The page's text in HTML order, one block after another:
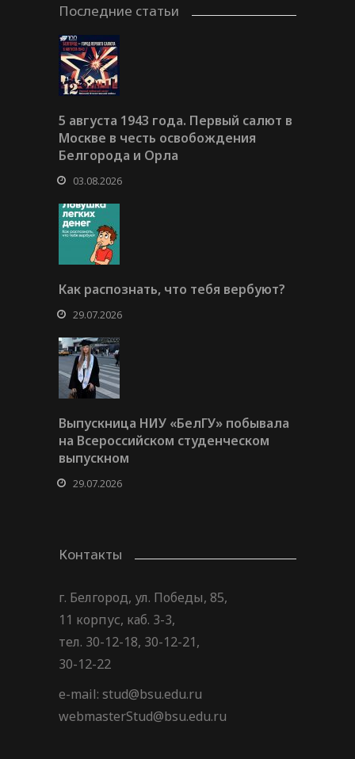
Последние статьи
5 августа 1943 года. Первый салют в
Москве в честь освобождения
Белгорода и Орла
03.08.2026
Как распознать, что тебя вербуют?
29.07.2026
Выпускница НИУ «БелГУ» побывала
на Всероссийском студенческом
выпускном
29.07.2026
Контакты
г. Белгород, ул. Победы, 85,
11 корпус, каб. 3-3,
тел. 30-12-18, 30-12-21,
30-12-22
e-mail: stud@bsu.edu.ru
webmasterStud@bsu.edu.ru